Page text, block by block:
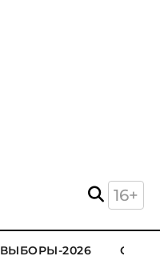
16+
ВЫБОРЫ-2026